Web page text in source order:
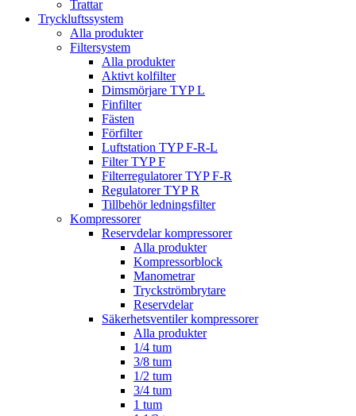
Trattar
Tryckluftssystem
Alla produkter
Filtersystem
Alla produkter
Aktivt kolfilter
Dimsmörjare TYP L
Finfilter
Fästen
Förfilter
Luftstation TYP F-R-L
Filter TYP F
Filterregulatorer TYP F-R
Regulatorer TYP R
Tillbehör ledningsfilter
Kompressorer
Reservdelar kompressorer
Alla produkter
Kompressorblock
Manometrar
Tryckströmbrytare
Reservdelar
Säkerhetsventiler kompressorer
Alla produkter
1/4 tum
3/8 tum
1/2 tum
3/4 tum
1 tum